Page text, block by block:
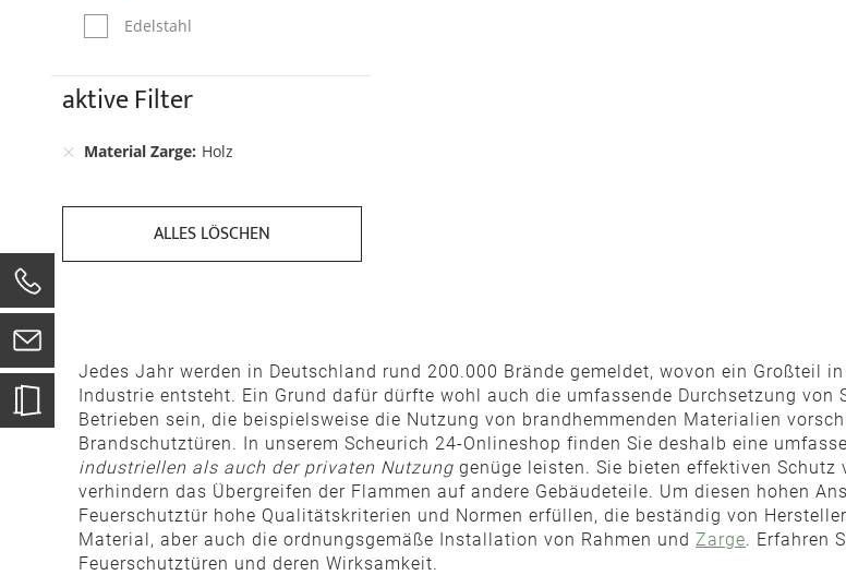
aktive Filter
Material Zarge Holz
ALLES LÖSCHEN
Edelstahl
Jedes Jahr werden in Deutschland rund 200.000 Brände gemeldet, wovon ein Großteil
Industrie entsteht. Ein Grund dafür dürfte wohl auch die umfassende Durchsetzung
Betrieben sein, die beispielsweise die Nutzung von brandhemmenden Materialien
Brandschutztüren. In unserem Scheurich 24-Onlineshop finden Sie deshalb eine
industriellen als auch der privaten Nutzung genüge leisten. Sie bieten effektiven
verhindern das Übergreifen der Flammen auf andere Gebäudeteile. Um diesen hohen
Feuerschutztür hohe Qualitätskriterien und Normen erfüllen, die beständig von
Material, aber auch die ordnungsgemäße Installation von Rahmen und Zarge. Erfahren
Feuerschutztüren und deren Wirksamkeit.